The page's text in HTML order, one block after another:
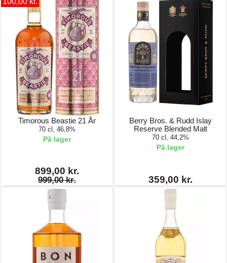
Timorous Beastie 21 År
70 cl, 46,8%
På lager
899,00 kr.
999,00 kr.
Berry Bros. & Rudd Islay
Reserve Blended Malt
70 cl, 44,2%
På lager
359,00 kr.